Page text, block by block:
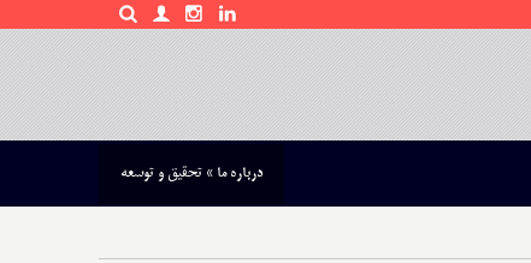
درباره ما » تحقیق و توسعه